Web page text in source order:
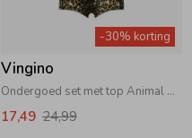
-30% korting
Vingino
Ondergoed set met top Animal Multicolor Brown
17,49 24,99